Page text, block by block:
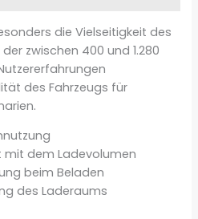
die Vielseitigkeit des
zwischen 400 und 1.280
des Fahrzeugs für
mit dem Ladevolumen
beim Beladen
des Laderaums